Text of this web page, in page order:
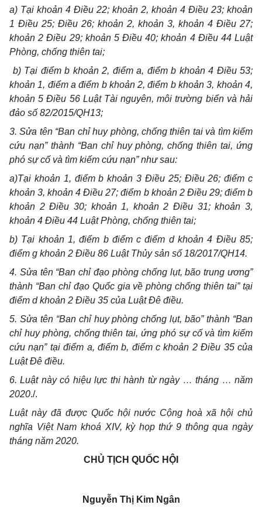
a) Tại khoản 4 Điều 22; khoản 2, khoản 4 Điều 23; khoản
1 Điều 25; Điều 26; khoản 2, khoản 3, khoản 4 Điều 27;
khoản 2 Điều 29; khoản 5 Điều 40; khoản 4 Điều 44 Luật
Phòng, chống thiên tai;
b) Tại điểm b khoản 2, điểm a, điểm b khoản 4 Điều 53;
khoản 1, điểm a điểm b khoản 2, điểm b khoản 3, khoản 4,
khoản 5 Điều 56 Luật Tài nguyên, môi trường biển và hải
đảo số 82/2015/QH13;
3. Sửa tên “Ban chỉ huy phòng, chống thiên tai và tìm kiếm
cứu nạn” thành “Ban chỉ huy phòng, chống thiên tai, ứng
phó sự cố và tìm kiếm cứu nạn” như sau:
a)Tại khoản 1, điểm b khoản 3 Điều 25; Điều 26; điểm c
khoản 3, khoản 4 Điều 27; điểm b khoản 2 Điều 29; điểm b
khoản 2 Điều 30; khoản 1, khoản 2 Điều 31; khoản 3,
khoản 4 Điều 44 Luật Phòng, chống thiên tai;
b) Tại khoản 1, điểm b điểm c điểm d khoản 4 Điều 85;
điểm g khoản 2 Điều 86 Luật Thủy sản số 18/2017/QH14.
4. Sửa tên “Ban chỉ đạo phòng chống lụt, bão trung ương”
thành “Ban chỉ đạo Quốc gia về phòng chống thiên tai” tại
điểm d khoản 2 Điều 35 của Luật Đê điều.
5. Sửa tên “Ban chỉ huy phòng chống lụt, bão” thành “Ban
chỉ huy phòng, chống thiên tai, ứng phó sự cố và tìm kiếm
cứu nạn” tại điểm a, điểm b, điểm c khoản 2 Điều 35 của
Luật Đê điều.
6. Luật này có hiệu lực thi hành từ ngày … tháng … năm
2020./.
Luật này đã được Quốc hội nước Cộng hoà xã hội chủ
nghĩa Việt Nam khoá XIV, kỳ họp thứ9 thông qua ngày
tháng năm 2020.
CHỦ TỊCH QUỐC HỘI
Nguyễn Thị Kim Ngân